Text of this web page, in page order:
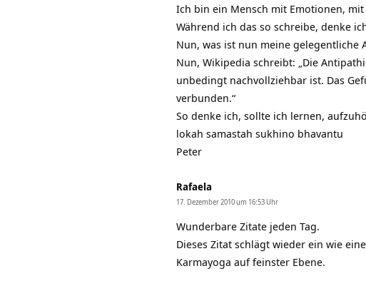
Ich bin ein Mensch mit Emotionen,
Während ich das so schreibe, denke
Nun, was ist nun meine gelegentliche
Nun, Wikipedia schreibt: „Die
unbedingt nachvollziehbar ist. Das
verbunden.“
So denke ich, sollte ich lernen,
lokah samastah sukhino bhavantu
Peter
Rafaela
17. Dezember 2010 um 16:53 Uhr
Wunderbare Zitate jeden Tag.
Dieses Zitat schlägt wieder ein wie
Karmayoga auf feinster Ebene.